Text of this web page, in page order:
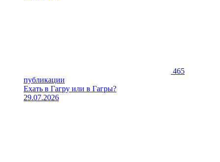
465
публикации
Ехать в Гагру или в Гагры?
29.07.2026